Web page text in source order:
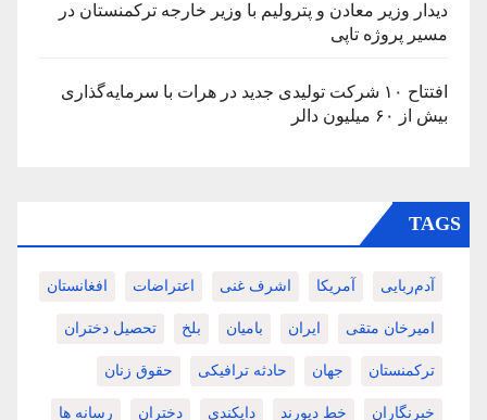
دیدار وزیر معادن و پترولیم با وزیر خارجه ترکمنستان در
مسیر پروژه تاپی
افتتاح ۱۰ شرکت تولیدی جدید در هرات با سرمایه‌گذاری
بیش از ۶۰ میلیون دالر
TAGS
آدم‌ربایی آمریکا اشرف غنی اعتراضات افغانستان
امیرخان متقی ایران بامیان بلخ تحصیل دختران
ترکمنستان جهان حادثه ترافیکی حقوق زنان
خبرنگاران خط دیورند دایکندی دختران رسانه ها